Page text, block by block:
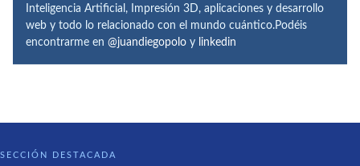
Inteligencia Artificial, Impresión 3D, aplicaciones y desarrollo
web y todo lo relacionado con el mundo cuántico.Podéis
encontrarme en @juandiegopolo y linkedin
SECCIÓN DESTACADA